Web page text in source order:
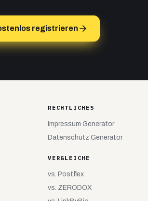
registrieren
RECHTLICHES
Impressum Generator
Datenschutz Generator
VERGLEICHE
vs. Postflex
vs. ZERODOX